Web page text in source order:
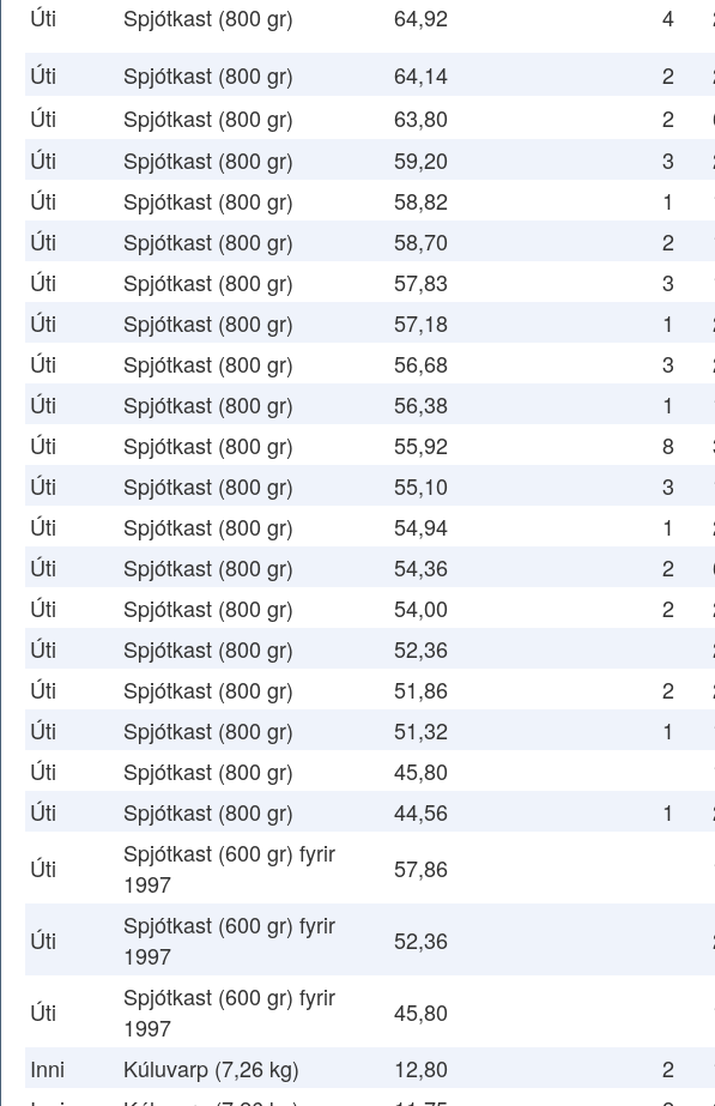
Úti Spjótkast (800 gr) 64,92 4
Úti
Spjótkast (800 gr) 64,14 2
Úti Spjótkast (800 gr) 63,80 2
Úti Spjótkast (800 gr) 59,20 3
Úti
Spjótkast (800 gr) 58,82 1
Úti
Spjótkast (800 gr) 58,70 2
Úti
Spjótkast (800 gr) 57,83 3
Úti Spjótkast (800 gr) 57,18 1
Úti
Spjótkast (800 gr) 56,68 3
Úti
Spjótkast (800 gr) 56,38 1
Úti
Spjótkast (800 gr) 55,92 8
Úti
Spjótkast (800 gr) 55,10 3
Úti
Spjótkast (800 gr) 54,94 1
Úti
Spjótkast (800 gr) 54,36 2
Úti
Spjótkast (800 gr) 54,00 2
Úti
Spjótkast (800 gr) 52,36
Úti
Spjótkast (800 gr) 51,86 2
Úti
Spjótkast (800 gr) 51,32 1
Úti
Spjótkast (800 gr) 45,80
Úti
Spjótkast (800 gr) 44,56 1
Úti
Spjótkast (600 gr) fyrir
1997
57,86
Úti
Spjótkast (600 gr) fyrir
1997
52,36
Úti
Spjótkast (600 gr) fyrir
1997
45,80
Inni
Kúluvarp (7,26 kg) 12,80 2